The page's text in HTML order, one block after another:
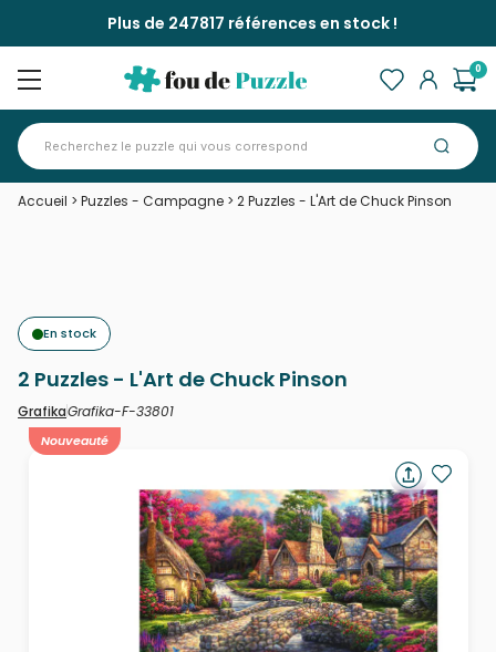
Plus de 247817 références en stock !
0
Accueil > Puzzles - Campagne > 2 Puzzles - L'Art de Chuck Pinson
En stock
2 Puzzles - L'Art de Chuck Pinson
GrafikaGrafika-F-33801
Nouveauté